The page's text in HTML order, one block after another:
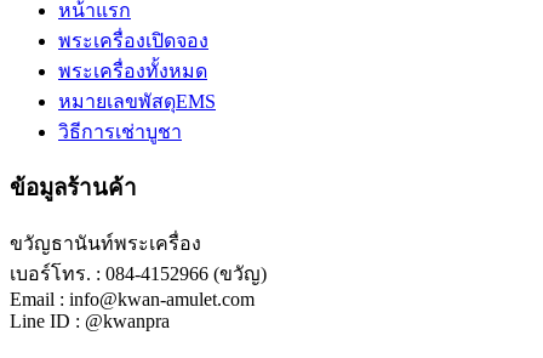
หน้าแรก
พระเครื่องเปิดจอง
พระเครื่องทั้งหมด
หมายเลขพัสดุEMS
วิธีการเช่าบูชา
ข้อมูลร้านค้า
ขวัญธานันท์พระเครื่อง
เบอร์โทร. : 084-4152966 (ขวัญ)
Email : info@kwan-amulet.com
Line ID : @kwanpra